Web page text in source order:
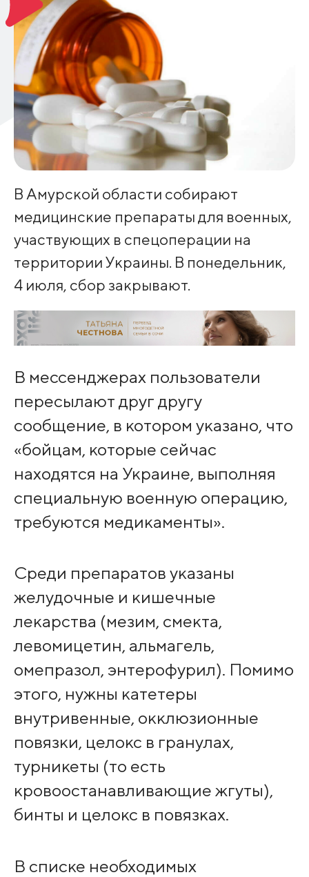
В Амурской области собирают
медицинские препараты для военных,
участвующих в спецоперации на
территории Украины. В понедельник,
4 июля, сбор закрывают.
В мессенджерах пользователи
пересылают друг другу
сообщение, в котором указано, что
«бойцам, которые сейчас
находятся на Украине, выполняя
специальную военную операцию,
требуются медикаменты».
Среди препаратов указаны
желудочные и кишечные
лекарства (мезим, смекта,
левомицетин, альмагель,
омепразол, энтерофурил). Помимо
этого, нужны катетеры
внутривенные, окклюзионные
повязки, целокс в гранулах,
турникеты (то есть
кровоостанавливающие жгуты),
бинты и целокс в повязках.
В списке необходимых